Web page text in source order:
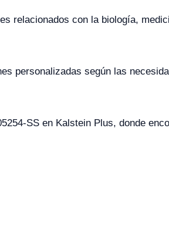
relacionados con la biología,
personalizadas según las
SS en Kalstein Plus, donde